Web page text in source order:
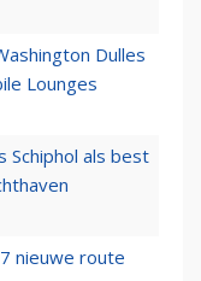
Dulles
Lounges
Schiphol als best
nieuwe route